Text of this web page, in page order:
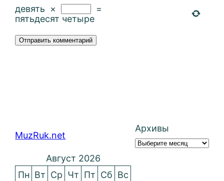
девять
×
=
пятьдесят четыре
MuzRuk.net
Архивы
Август 2026
Пн Вт Ср Чт Пт Сб Вс